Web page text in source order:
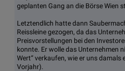
geplanten Gang an die Börse Wien
Letztendlich hatte dann
Reissleine gezogen, da das
Preisvorstellungen bei den
konnte. Er wolle das Unternehmen
Wert“ verkaufen, wie er uns
Vorjahr).